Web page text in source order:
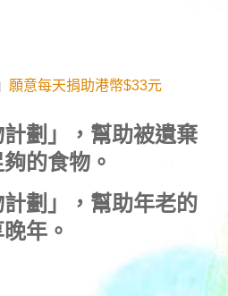
願意每天捐助港幣$33元
劃」
，幫助被遺棄
的食物。
劃」
，幫助年老的
年。